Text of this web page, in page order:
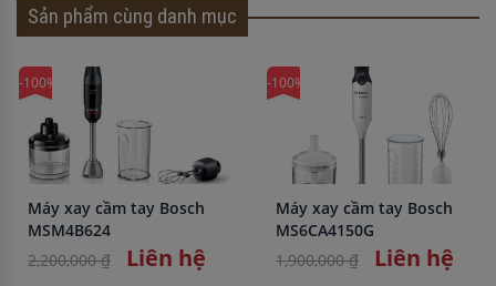
Sản phẩm cùng danh mục
-100%
Máy xay cầm tay Bosch
MSM4B624
2,200,000 ₫
Liên hệ
-100%
Máy xay cầm tay Bosch
MS6CA4150G
1,900,000 ₫
Liên hệ